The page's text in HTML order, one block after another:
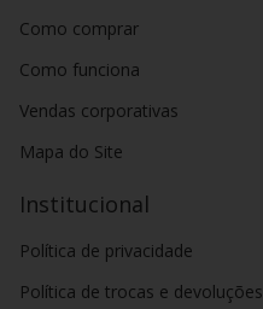
Como comprar
Como funciona
Vendas corporativas
Mapa do Site
Institucional
Política de privacidade
Política de trocas e devoluções